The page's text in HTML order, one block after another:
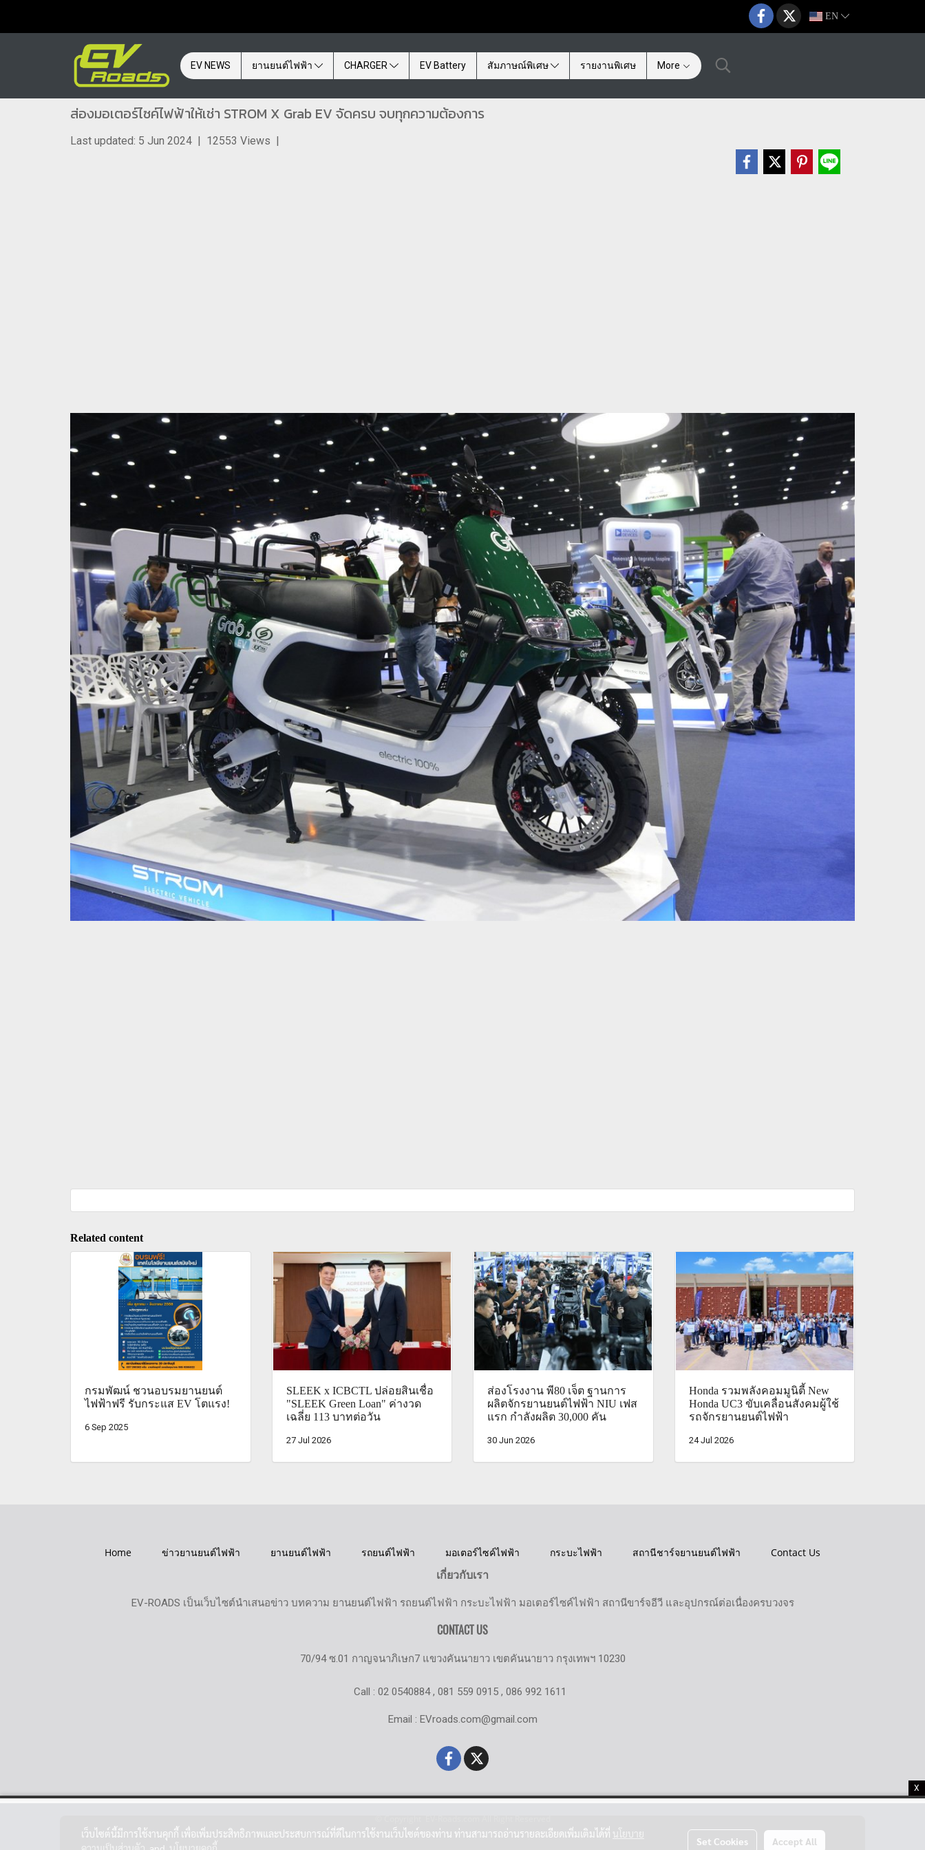
X
EN
EV NEWS ยานยนต์ไฟฟ้า CHARGER EV Battery สัมภาษณ์พิเศษ รายงานพิเศษ More
ส่องมอเตอร์ไซค์ไฟฟ้าให้เช่า STROM X Grab EV จัดครบ จบทุกความต้องการ
Last updated: 5 Jun 2024 | 12553 Views |
Related content
กรมพัฒน์ ชวนอบรมยานยนต์
ไฟฟ้าฟรี รับกระแส EV โตแรง!
6 Sep 2025
SLEEK x ICBCTL ปล่อยสินเชื่อ
"SLEEK Green Loan" ค่างวด
เฉลี่ย 113 บาทต่อวัน
27 Jul 2026
ส่องโรงงาน พี80 เจ็ต ฐานการ
ผลิตจักรยานยนต์ไฟฟ้า NIU เฟส
แรก กำลังผลิต 30,000 คัน
30 Jun 2026
Honda รวมพลังคอมมูนิตี้ New
Honda UC3 ขับเคลื่อนสังคมผู้ใช้
รถจักรยานยนต์ไฟฟ้า
24 Jul 2026
Home ข่าวยานยนต์ไฟฟ้า ยานยนต์ไฟฟ้า รถยนต์ไฟฟ้า มอเตอร์ไซค์ไฟฟ้า กระบะไฟฟ้า สถานีชาร์จยานยนต์ไฟฟ้า
Contact Us
เกี่ยวกับเรา
EV-ROADS เป็นเว็บไซต์นำเสนอข่าว บทความ ยานยนต์ไฟฟ้า รถยนต์ไฟฟ้า กระบะไฟฟ้า มอเตอร์ไซค์ไฟฟ้า สถานีขาร์จอีวี และอุปกรณ์ต่อเนื่องครบวงจร
CONTACT US
70/94 ซ.01 กาญจนาภิเษก7 แขวงคันนายาว เขตคันนายาว กรุงเทพฯ 10230
Call : 02 0540884 , 081 559 0915 , 086 992 1611
Email : EVroads.com@gmail.com
เว็บไซต์นี้มีการใช้งานคุกกี้ เพื่อเพิ่มประสิทธิภาพและประสบการณ์ที่ดีในการใช้งานเว็บไซต์ของท่าน ท่านสามารถอ่านรายละเอียดเพิ่มเติมได้ที่ นโยบาย
Set Cookies Accept All